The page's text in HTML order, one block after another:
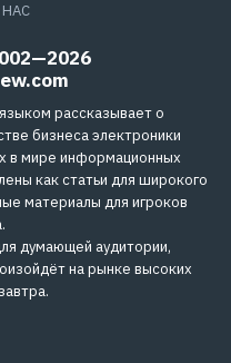
НАС
рассказывает о
бизнеса электроники
в мире информационных
как статьи для широкого
материалы для игроков
думающей аудитории,
на рынке высоких